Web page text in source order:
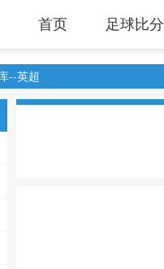
首页 足球比分
--英超